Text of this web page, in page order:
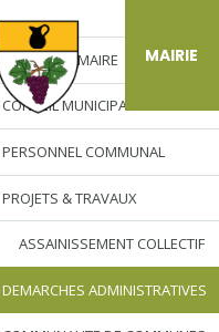
MAIRIE
L’EDITO DU MAIRE
CONSEIL MUNICIPAL
PERSONNEL COMMUNAL
PROJETS & TRAVAUX
ASSAINISSEMENT COLLECTIF
DEMARCHES ADMINISTRATIVES